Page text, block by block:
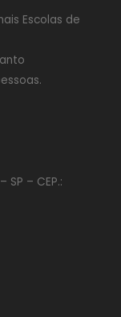
Escolas de
– CEP.: